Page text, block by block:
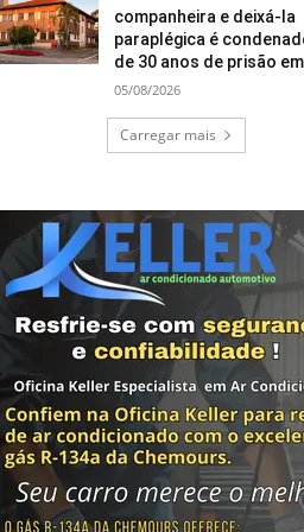
companheira e deixá-la
paraplégica é
de 30 anos de prisão
05/08/2026
Carregar mais